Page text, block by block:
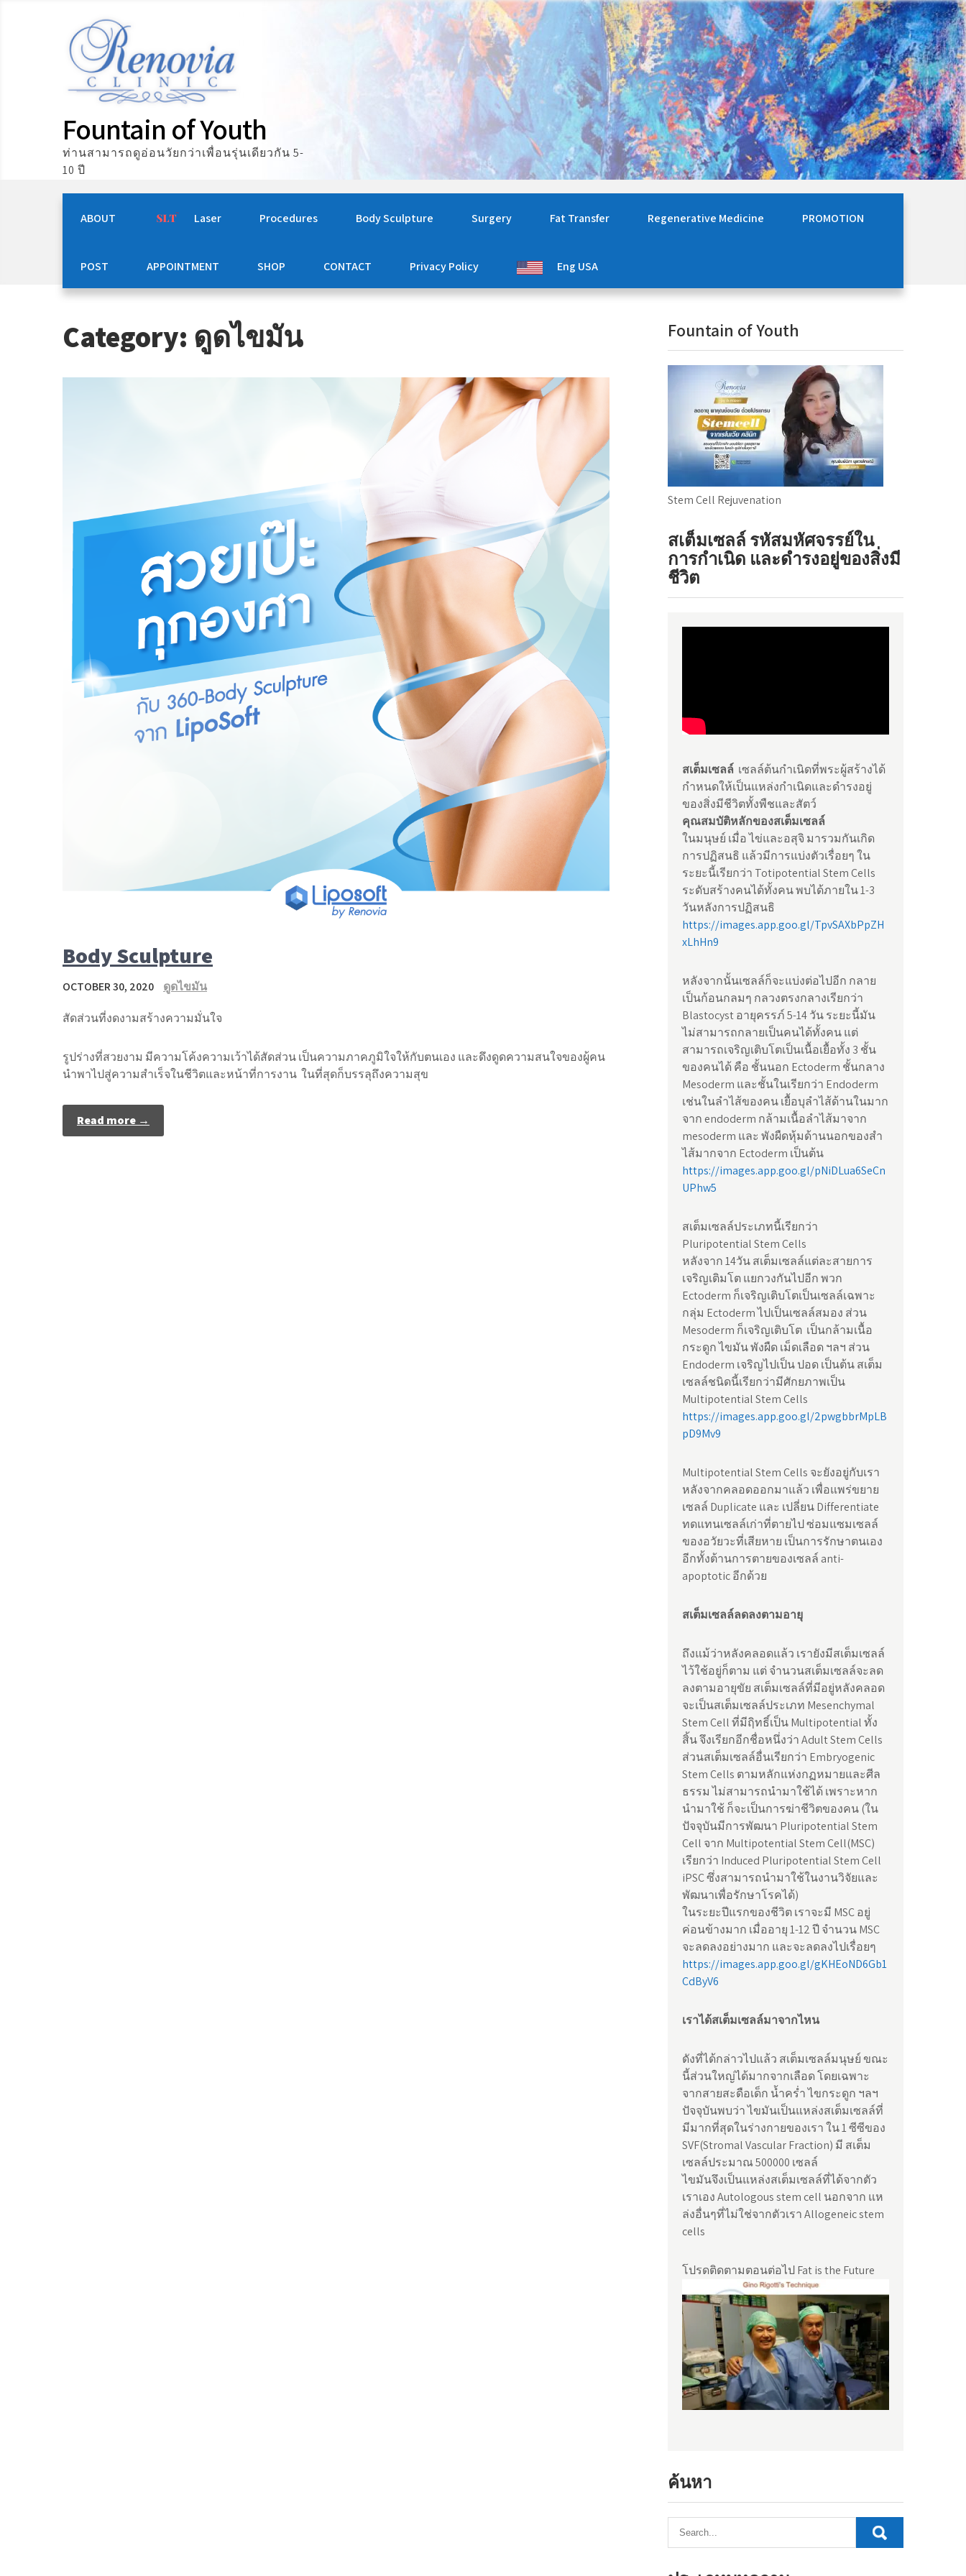
Fountain of Youth
ท่านสามารถดูอ่อนวัยกว่าเพื่อนรุ่นเดียวกัน 5-
10 ปี
ABOUT Laser Procedures Body Sculpture Surgery Fat Transfer Regenerative Medicine PROMOTION
POST APPOINTMENT SHOP CONTACT Privacy Policy Eng USA
Category: ดูดไขมัน
Body Sculpture
OCTOBER 30, 2020 ดูดไขมัน
สัดส่วนที่งดงามสร้างความมั่นใจ
รูปร่างที่สวยงาม มีความโค้งความเว้าได้สัดส่วน เป็นความภาคภูมิใจให้กับตนเอง และดึงดูดความสนใจของผู้คน
นำพาไปสู่ความสำเร็จในชีวิตและหน้าที่การงาน ในที่สุดก็บรรลุถึงความสุข
Read more →
Fountain of Youth
Stem Cell Rejuvenation
สเต็มเซลล์ รหัสมหัศจรรย์ใน
การกำเนิด และดำรงอยู่ของสิ่งมี
ชีวิต
สเต็มเซลล์ เซลล์ต้นกำเนิดที่พระผู้สร้างได้
กำหนดให้เป็นแหล่งกำเนิดและดำรงอยู่
ของสิ่งมีชีวิตทั้งพืชและสัตว์
คุณสมบัติหลักของสเต็มเซลล์
ในมนุษย์ เมื่อ ไข่และอสุจิ มารวมกันเกิด
การปฏิสนธิ แล้วมีการแบ่งตัวเรื่อยๆ ใน
ระยะนี้เรียกว่า Totipotential Stem Cells
ระดับสร้างคนได้ทั้งคน พบได้ภายใน 1-3
วันหลังการปฏิสนธิ
https://images.app.goo.gl/TpvSAXbPpZH
xLhHn9
หลังจากนั้นเซลล์ก็จะแบ่งต่อไปอีก กลาย
เป็นก้อนกลมๆ กลวงตรงกลางเรียกว่า
Blastocyst อายุครรภ์ 5-14 วัน ระยะนี้มัน
ไม่สามารถกลายเป็นคนได้ทั้งคน แต่
สามารถเจริญเติบโตเป็นเนื้อเยื้อทั้ง 3 ชั้น
ของคนได้ คือ ชั้นนอก Ectoderm ชั้นกลาง
Mesoderm และชั้นในเรียกว่า Endoderm
เช่นในลำไส้ของคน เยื้อบุลำไส้ด้านในมาก
จาก endoderm กล้ามเนื้อลำไส้มาจาก
mesoderm และ พังผืดหุ้มด้านนอกของสำ
ไส้มากจาก Ectoderm เป็นต้น
https://images.app.goo.gl/pNiDLua6SeCn
UPhw5
สเต็มเซลล์ประเภทนี้เรียกว่า
Pluripotential Stem Cells
หลังจาก 14วัน สเต็มเซลล์แต่ละสายการ
เจริญเติมโต แยกวงกันไปอีก พวก
Ectoderm ก็เจริญเติบโตเป็นเซลล์เฉพาะ
กลุ่ม Ectoderm ไปเป็นเซลล์สมอง ส่วน
Mesoderm ก็เจริญเติบโต เป็นกล้ามเนื้อ
กระดูก ไขมัน พังผืด เม็ดเลือด ฯลฯ ส่วน
Endoderm เจริญไปเป็น ปอด เป็นต้น สเต็ม
เซลล์ชนิดนี้เรียกว่ามีศักยภาพเป็น
Multipotential Stem Cells
https://images.app.goo.gl/2pwgbbrMpLB
pD9Mv9
Multipotential Stem Cells จะยังอยู่กับเรา
หลังจากคลอดออกมาแล้ว เพื่อแพร่ขยาย
เซลล์ Duplicate และ เปลี่ยน Differentiate
ทดแทนเซลล์เก่าที่ตายไป ซ่อมแซมเซลล์
ของอวัยวะที่เสียหาย เป็นการรักษาตนเอง
อีกทั้งต้านการตายของเซลล์ anti-
apoptotic อีกด้วย
สเต็มเซลล์ลดลงตามอายุ
ถึงแม้ว่าหลังคลอดแล้ว เรายังมีสเต็มเซลล์
ไว้ใช้อยู่ก็ตาม แต่ จำนวนสเต็มเซลล์จะลด
ลงตามอายุขัย สเต็มเซลล์ที่มีอยู่หลังคลอด
จะเป็นสเต็มเซลล์ประเภท Mesenchymal
Stem Cell ที่มีฤิทธิ์เป็น Multipotential ทั้ง
สิ้น จึงเรียกอีกชื่อหนึ่งว่า Adult Stem Cells
ส่วนสเต็มเซลล์อื่นเรียกว่า Embryogenic
Stem Cells ตามหลักแห่งกฏหมายและศีล
ธรรม ไม่สามารถนำมาใช้ได้ เพราะหาก
นำมาใช้ ก็จะเป็นการฆ่าชีวิตของคน (ใน
ปัจจุบันมีการพัฒนา Pluripotential Stem
Cell จาก Multipotential Stem Cell(MSC)
เรียกว่า Induced Pluripotential Stem Cell
iPSC ซึ่งสามารถนำมาใช้ในงานวิจัยและ
พัฒนาเพื่อรักษาโรคได้)
ในระยะปีแรกของชีวิต เราจะมี MSC อยู่
ค่อนข้างมาก เมื่ออายุ 1-12 ปี จำนวน MSC
จะลดลงอย่างมาก และจะลดลงไปเรื่อยๆ
https://images.app.goo.gl/gKHEoND6Gb1
CdByV6
เราได้สเต็มเซลล์มาจากไหน
ดังที่ได้กล่าวไปแล้ว สเต็มเซลล์มนุษย์ ขณะ
นี้ส่วนใหญ่ได้มากจากเลือด โดยเฉพาะ
จากสายสะดือเด็ก น้ำคร่ำ ไขกระดูก ฯลฯ
ปัจจุบันพบว่า ไขมันเป็นแหล่งสเต็มเซลล์ที่
มีมากที่สุดในร่างกายของเรา ใน 1 ซีซีของ
SVF(Stromal Vascular Fraction) มี สเต็ม
เซลล์ประมาณ 500000 เซลล์
ไขมันจึงเป็นแหล่งสเต็มเซลล์ที่ได้จากตัว
เราเอง Autologous stem cell นอกจาก แห
ล่งอื่นๆที่ไม่ใช่จากตัวเรา Allogeneic stem
cells
โปรดติดตามตอนต่อไป Fat is the Future
ค้นหา